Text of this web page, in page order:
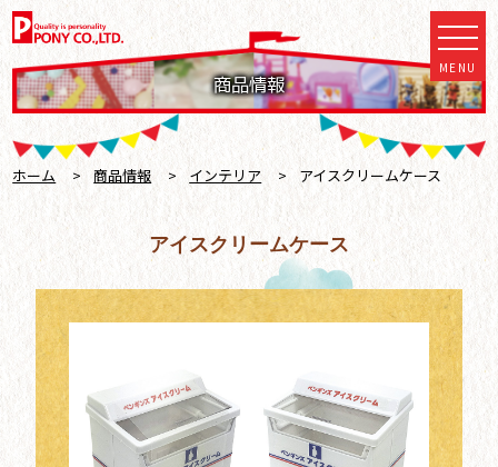
商品情報
MENU
ホーム > 商品情報 > インテリア > アイスクリームケース
アイスクリームケース